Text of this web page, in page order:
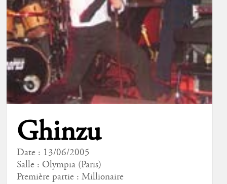
Ghinzu
Date : 13/06/2005
Salle : Olympia (Paris)
Première partie : Millionaire